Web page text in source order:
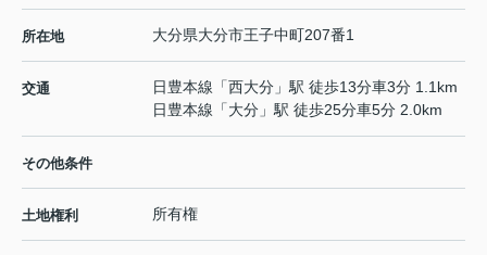
所在地 大分県大分市王子中町207番1
交通 日豊本線 「西大分 」駅 徒歩13分車3分 1.1km
日豊本線 「大分 」駅 徒歩25分車5分 2.0km
その他条件
土地権利 所有権